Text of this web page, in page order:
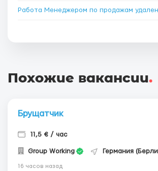
Похожие вакансии.
Брущатчик
11,5 € / час
Group Working Германия
16 часов назад